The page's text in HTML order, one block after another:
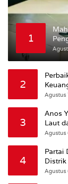
1
Jalan
2
Agustus
3
Anos
Laut
Agustus
4
Partai
Agustus